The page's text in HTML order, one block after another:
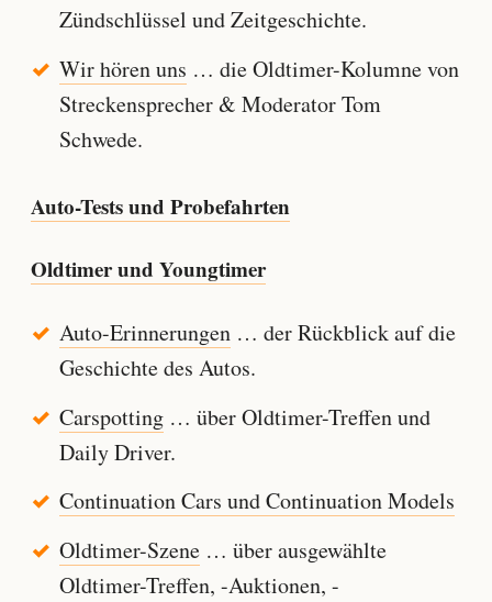
Zündschlüssel und Zeitgeschichte.
Wir hören uns … die Oldtimer-Kolumne von
Streckensprecher & Moderator Tom
Schwede.
Auto-Tests und Probefahrten
Oldtimer und Youngtimer
Auto-Erinnerungen… der Rückblick auf die
Geschichte des Autos.
Carspotting… über Oldtimer-Treffen und
Daily Driver.
Continuation Cars und Continuation Models
Oldtimer-Szene… über ausgewählte
Oldtimer-Treffen, -Auktionen, -